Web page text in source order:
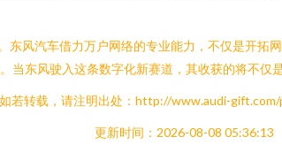
风汽车借力万户网络的专业能力，不仅是开拓
东风驶入这条数字化新赛道，其收获的将不仅
如若转载，请注明出处：http://www.audi-
更新时间：2026-08-08 05:36:13